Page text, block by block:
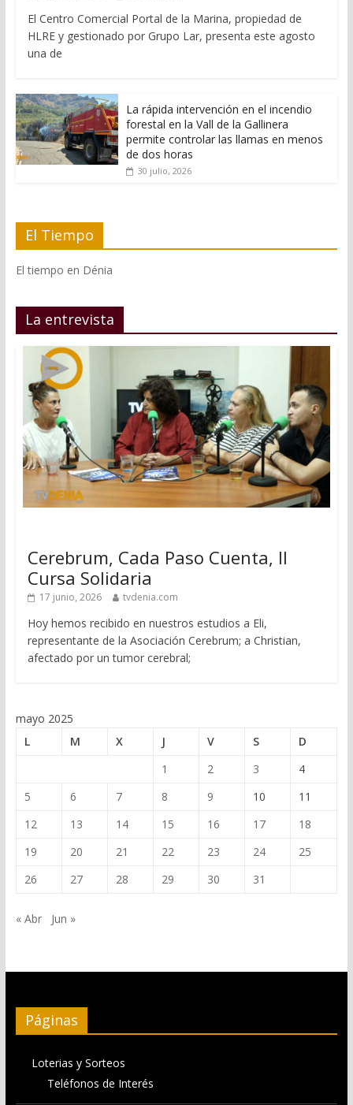
El Centro Comercial Portal de la Marina, propiedad de
HLRE y gestionado por Grupo Lar, presenta este agosto
una de
La rápida intervención en el incendio
forestal en la Vall de la Gallinera
permite controlar las llamas en menos
de dos horas
30 julio, 2026
El Tiempo
El tiempo en Dénia
La entrevista
Cerebrum, Cada Paso Cuenta, II
Cursa Solidaria
17 junio, 2026 tvdenia.com
Hoy hemos recibido en nuestros estudios a Eli,
representante de la Asociación Cerebrum; a Christian,
afectado por un tumor cerebral;
mayo 2025
L
M X J V S
D
1
2 3
4
5
6 7 8 9 10
11
12
13 14 15 16 17
18
19
20 21 22 23 24
25
26
27 28 29 30 31
« Abr Jun »
Páginas
Loterias y Sorteos
Teléfonos de Interés